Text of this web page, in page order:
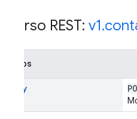
Recurso REST: v1.
Métodos
modify